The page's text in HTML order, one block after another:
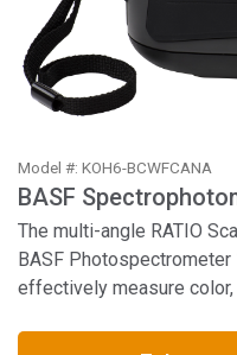
Model #: KOH6-BCWFCANA
BASF
The multi-angle RATIO
BASF
effectively measure